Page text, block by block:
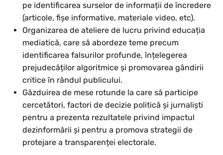
pe identificarea surselor de informații de încredere
(articole, fișe informative, materiale video, etc).
Organizarea de ateliere de lucru privind educația
mediatică, care să abordeze teme precum
identificarea falsurilor profunde, înțelegerea
prejudecăților algoritmice și promovarea gândirii
critice în rândul publicului.
Găzduirea de mese rotunde la care să participe
cercetători, factori de decizie politică și jurnaliști
pentru a prezenta rezultatele privind impactul
dezinformării și pentru a promova strategii de
protejare a transparenței electorale.